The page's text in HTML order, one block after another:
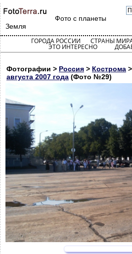
Фото с планеты
Земля
ГОРОДА РОССИИ СТРАНЫ
ЭТО ИНТЕРЕСНО
Фотографии > Россия > Кострома >
августа 2007 года (Фото №29)